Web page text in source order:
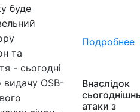
буде
та
- сьогодні
видачу OSB-
Подробнее
Внаслідок
атаки з